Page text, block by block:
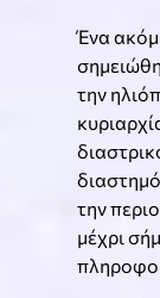
Ένα
την
την
μέχρι